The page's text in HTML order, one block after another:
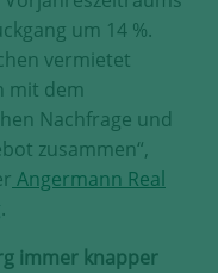
um 14 %.
vermietet
mit dem
Nachfrage und
zusammen“,
Angermann Real
.
immer knapper
unseren
das Gerät, mit
werden.
können
immer